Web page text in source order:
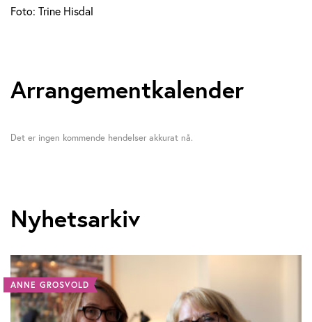
Foto: Trine Hisdal
Arrangementkalender
Det er ingen kommende hendelser akkurat nå.
Nyhetsarkiv
ANNE GROSVOLD